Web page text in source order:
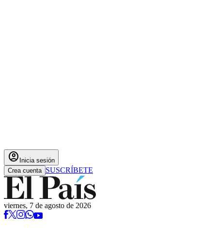
account_circle Inicia sesión
Crea cuenta SUSCRÍBETE
viernes, 7 de agosto de 2026